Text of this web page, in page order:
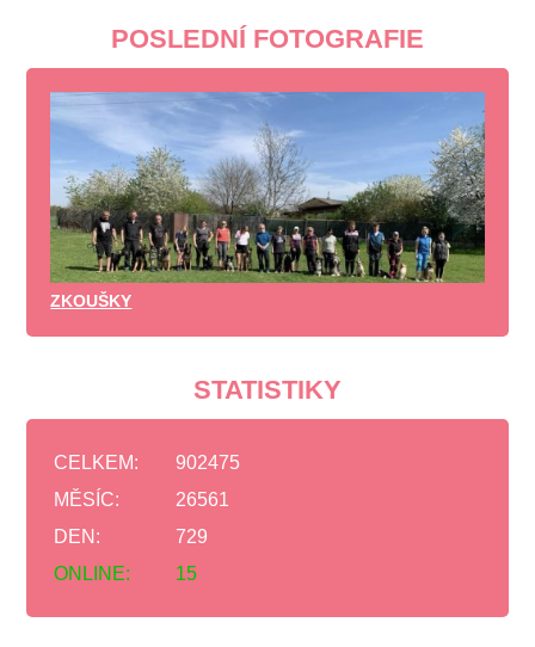
POSLEDNÍ FOTOGRAFIE
ZKOUŠKY
STATISTIKY
ONLINE: 15
CELKEM:
902475
MĚSÍC:
26561
DEN:
729